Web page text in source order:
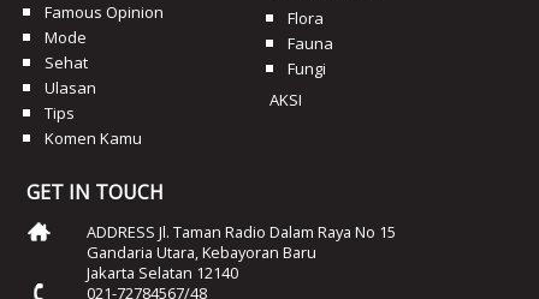
Famous Opinion
Mode
Sehat
Ulasan
Tips
Komen Kamu
Flora
Fauna
Fungi
AKSI
GET IN TOUCH
ADDRESS Jl. Taman Radio Dalam Raya No 15
Gandaria Utara, Kebayoran Baru
Jakarta Selatan 12140
021-72784567/48